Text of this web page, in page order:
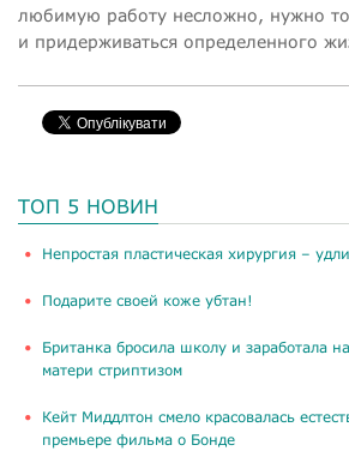
любимую работу несложно, нужно
и придерживаться определенного
ТОП 5 НОВИН
​Непростая пластическая хирургия –
Подарите своей коже убтан!
Британка бросила школу и заработала
матери стриптизом
Кейт Миддлтон смело красовалась
премьере фильма о Бонде